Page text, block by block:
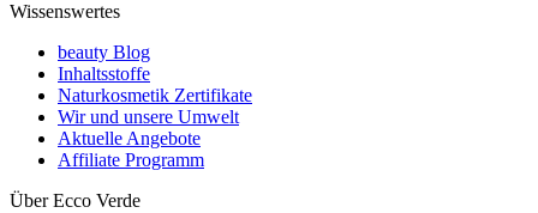
Wissenswertes
beauty Blog
Inhaltsstoffe
Naturkosmetik Zertifikate
Wir und unsere Umwelt
Aktuelle Angebote
Affiliate Programm
Über Ecco Verde